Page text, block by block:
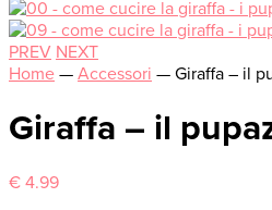
PREV NEXT
Home — Accessori — Giraffa – il
Giraffa – il
€ 4.99